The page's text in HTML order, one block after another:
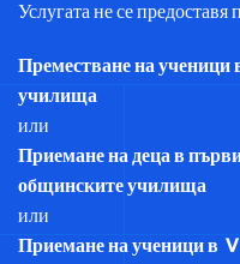
Услугата не се предоставя
Преместване на
училища
или
Приемане на деца в
общинските училища
или
Приемане на ученици в